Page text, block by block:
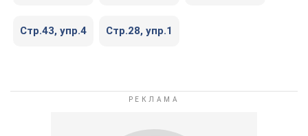
Cтр.43, упр.4 Cтр.28, упр.1